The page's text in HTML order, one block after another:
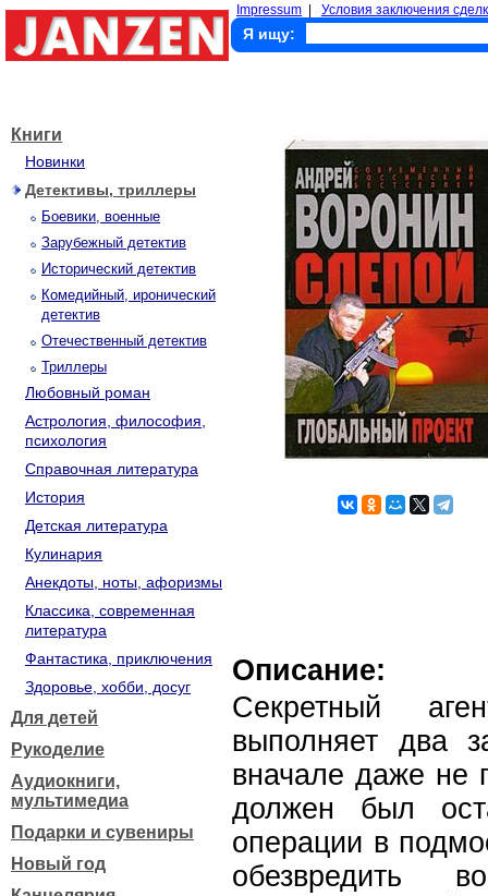
Impressum Условия заключения
Я ищу:
Книги
Новинки
Детективы, триллеры
Боевики, военные
Зарубежный детектив
Исторический детектив
Комедийный, иронический
детектив
Отечественный детектив
Триллеры
Любовный роман
Астрология, философия,
психология
Справочная литература
История
Детская литература
Кулинария
Анекдоты, ноты, афоризмы
Классика, современная
литература
Фантастика, приключения
Здоровье, хобби, досуг
Для детей
Рукоделие
Аудиокниги,
мультимедиа
Подарки и сувениры
Новый год
Описание:
Секретный
выполняет два
вначале даже не
должен был
операции в